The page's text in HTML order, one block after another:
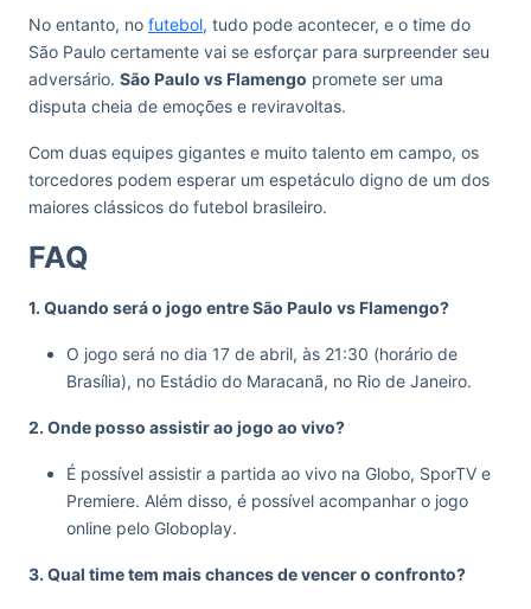
No entanto, no futebol, tudo pode acontecer, e o time do
São Paulo certamente vai se esforçar para surpreender seu
adversário. São Paulo vs Flamengo promete ser uma
disputa cheia de emoções e reviravoltas.
Com duas equipes gigantes e muito talento em campo, os
torcedores podem esperar um espetáculo digno de um dos
maiores clássicos do futebol brasileiro.
FAQ
1. Quando será o jogo entre São Paulo vs Flamengo?
O jogo será no dia 17 de abril, às 21:30 (horário de
Brasília), no Estádio do Maracanã, no Rio de Janeiro.
2. Onde posso assistir ao jogo ao vivo?
É possível assistir a partida ao vivo na Globo, SporTV e
Premiere. Além disso, é possível acompanhar o jogo
online pelo Globoplay.
3. Qual time tem mais chances de vencer o confronto?